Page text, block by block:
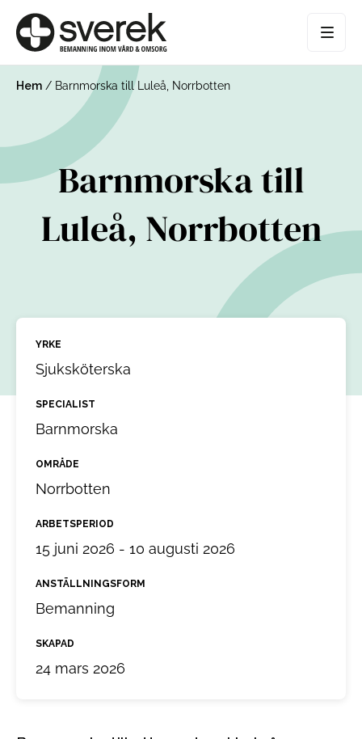
Hem / Barnmorska till Luleå, Norrbotten
Barnmorska till
Luleå, Norrbotten
YRKE
Sjuksköterska
SPECIALIST
Barnmorska
OMRÅDE
Norrbotten
ARBETSPERIOD
15 juni 2026 - 10 augusti 2026
ANSTÄLLNINGSFORM
Bemanning
SKAPAD
24 mars 2026